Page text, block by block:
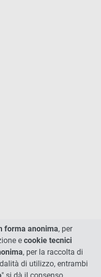
forma anonima, per
e cookie tecnici
, per la raccolta di
di utilizzo, entrambi